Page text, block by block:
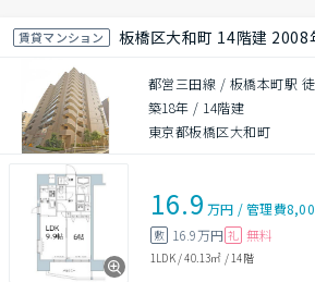
賃貸マンション 板橋区大和町 14階建 2008
都営三田線 / 板橋本町駅
築18年 / 14階建
東京都板橋区大和町
16.9 万円 /管理費
敷 16.9万円 礼 無料
1LDK/40.13㎡ / 14階